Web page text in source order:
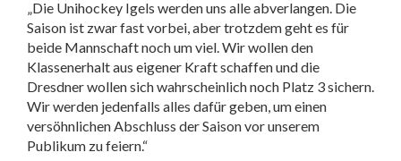
„Die Unihockey Igels werden uns alle abverlangen. Die
Saison ist zwar fast vorbei, aber trotzdem geht es für
beide Mannschaft noch um viel. Wir wollen den
Klassenerhalt aus eigener Kraft schaffen und die
Dresdner wollen sich wahrscheinlich noch Platz 3 sichern.
Wir werden jedenfalls alles dafür geben, um einen
versöhnlichen Abschluss der Saison vor unserem
Publikum zu feiern.“